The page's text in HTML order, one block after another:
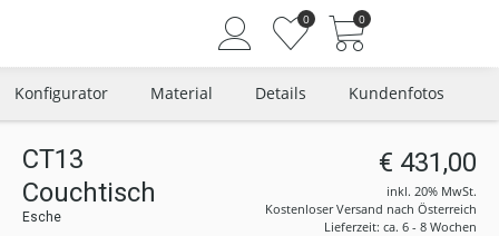
Angemeldet bleiben
0 0
Konfigurator Material Details Kundenfotos
CT13
Couchtisch
Esche
€ 431,00
inkl. 20% MwSt.
Kostenloser Versand nach Österreich
Lieferzeit: ca. 6 - 8 Wochen